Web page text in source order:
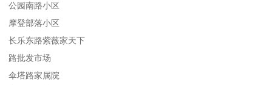
公园南路小区
摩登部落小区
长乐东路紫薇家天下
路批发市场
伞塔路家属院